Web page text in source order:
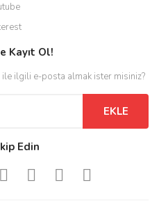
Kayıt Ol!
ile ilgili e-posta almak ister misiniz?
EKLE
Edin